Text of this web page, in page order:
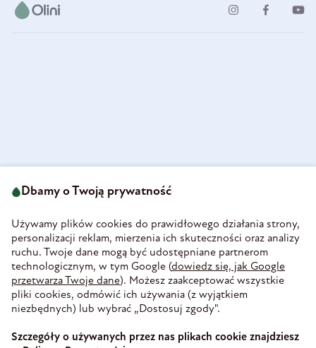
58-160 Świebodzice
REGON 890213034
INFORMACJE
PŁATNOŚĆ I DOSTAWA
WIEDZA
ZAUFANE PŁATNOŚCI
WSPÓŁPRACA
Dbamy o Twoją prywatność
Używamy plików cookies do prawidłowego działania strony,
personalizacji reklam, mierzenia ich skuteczności oraz analizy
ruchu. Twoje dane mogą być udostępniane partnerom
technologicznym, w tym Google (dowiedz się, jak Google
przetwarza Twoje dane). Możesz zaakceptować wszystkie
pliki cookies, odmówić ich używania (z wyjątkiem
niezbędnych) lub wybrać „Dostosuj zgody".
Szczegóły o używanych przez nas plikach cookie znajdziesz